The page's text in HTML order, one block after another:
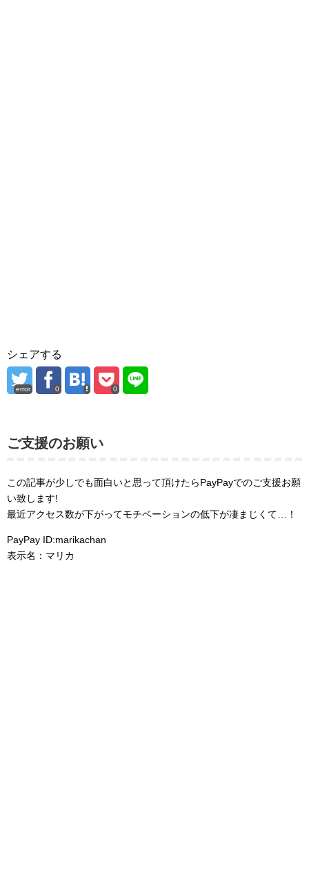
シェアする
error 0 0
ご支援のお願い
この記事が少しでも面白いと思って頂けたらPayPayでのご支援お願
い致します!
最近アクセス数が下がってモチベーションの低下が凄まじくて…！
PayPay ID:marikachan
表示名：マリカ